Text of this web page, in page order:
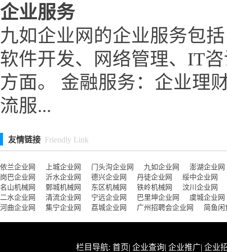
企业服务
九如企业网的企业服务包
软件开发、网络管理、IT
方面。 金融服务：企业理
流服...
友情链接 Friendly Link
依兰企业网 上城企业网 门头沟企业网 九如企业网
澎湖企业网
岗巴企业网
沂水企业网 德兴企业网 丹徒企业网
绥中企业网
名山机械网
鄄城机械网 东区机械网 铁岭机械网
汶川企业网
二水企业网
清流企业网 宁远企业网 巴里坤企业网
虞城企业网
河曲企业网
集宁企业网 荔城企业网 广州招聘会企业网 简鱼闲
栏目导航: 首页| 企业查询| 企业推广| 企业